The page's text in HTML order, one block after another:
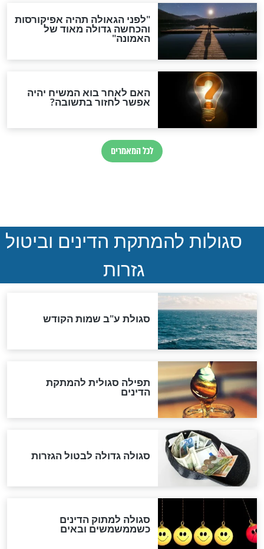
הותר לפרסום: לוחמי מילואים
נהרגו בדרום לבנון
ואיראן: בלי שקיפות ועם הרבה
סימני שאלה
שורדת השואה שחוגגת 100:
"מודה לקב"ה על כל השנים"
לכל המאמרים
אחרית הימים
האם אפשר לחשב את הקץ?
מה יהיה בימות המשיח?